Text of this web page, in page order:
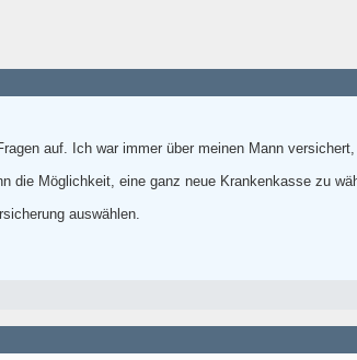
auf. Ich war immer über meinen Mann
Möglichkeit, eine ganz neue Krankenkasse zu
auswählen.